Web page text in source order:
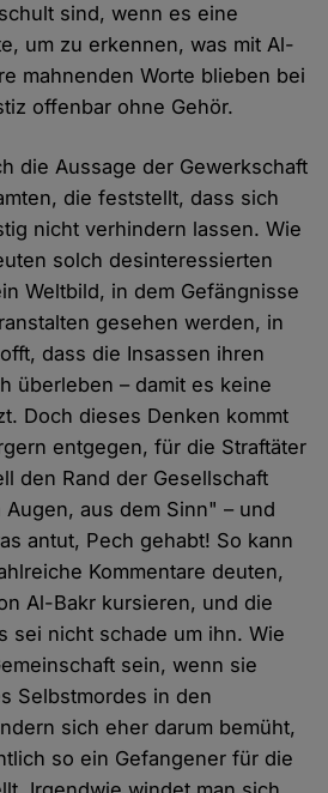
sind, wenn es eine
um zu erkennen, was mit Al-
mahnenden Worte blieben bei
offenbar ohne Gehör.
die Aussage der Gewerkschaft
die feststellt, dass sich
nicht verhindern lassen. Wie
solch desinteressierten
Weltbild, in dem Gefängnisse
gesehen werden, in
dass die Insassen ihren
überleben – damit es keine
Doch dieses Denken kommt
entgegen, für die Straftäter
den Rand der Gesellschaft
aus dem Sinn" – und
antut, Pech gehabt! So kann
Kommentare deuten,
Al-Bakr kursieren, und die
sei nicht schade um ihn. Wie
sein, wenn sie
Selbstmordes in den
sich eher darum bemüht,
so ein Gefangener für die